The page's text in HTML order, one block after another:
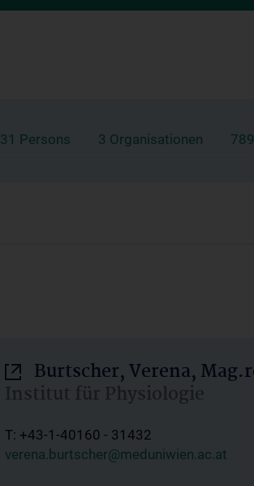
31 Persons 3 Organisationen
Burtscher, Verena,
Institut für Physiologie
T: +43-1-40160 - 31432
verena.burtscher@meduniwien.ac.at